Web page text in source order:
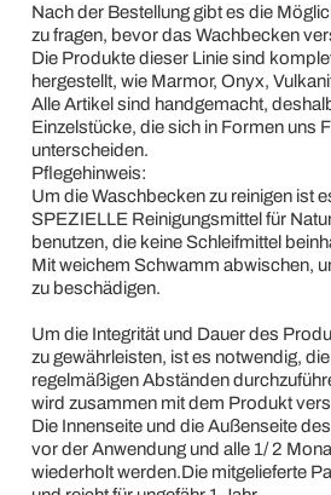
Nach der Bestellung gibt es die
zu fragen, bevor das Wachbecken
Die Produkte dieser Linie sind
hergestellt, wie Marmor, Onyx,
Alle Artikel sind handgemacht,
Einzelstücke, die sich in Formen uns
unterscheiden.
Pflegehinweis:
Um die Waschbecken zu reinigen ist
SPEZIELLE Reinigungsmittel für
benutzen, die keine Schleifmittel
Mit weichem Schwamm abwischen,
zu beschädigen.
Um die Integrität und Dauer des
zu gewährleisten, ist es notwendig,
regelmäßigen Abständen
wird zusammen mit dem Produkt
Die Innenseite und die Außenseite
vor der Anwendung und alle 1/ 2
wiederholt werden.Die mitgelieferte